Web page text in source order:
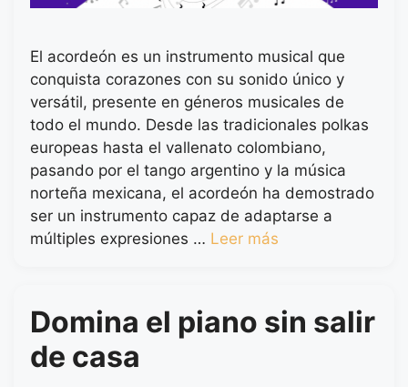
El acordeón es un instrumento musical que
conquista corazones con su sonido único y
versátil, presente en géneros musicales de
todo el mundo. Desde las tradicionales polkas
europeas hasta el vallenato colombiano,
pasando por el tango argentino y la música
norteña mexicana, el acordeón ha demostrado
ser un instrumento capaz de adaptarse a
múltiples expresiones … Leer más
Domina el piano sin salir
de casa